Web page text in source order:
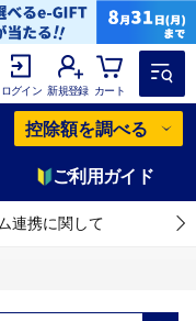
ログイン 新規登録 カート
控除額を調べる
ご利用ガイド
連携に関して